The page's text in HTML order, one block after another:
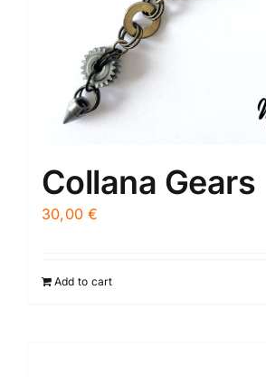
Collana Gears
30,00€
Add to cart